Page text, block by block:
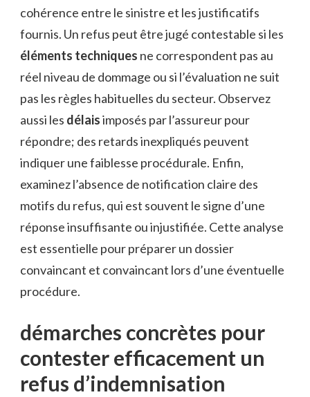
cohérence entre le sinistre et les justificatifs
fournis. Un refus peut être jugé contestable si les
éléments techniques ne correspondent pas au
réel niveau de dommage ou si l’évaluation ne suit
pas les règles habituelles du secteur. Observez
aussi les délaisimposés par l’assureur pour
répondre; des retards inexpliqués peuvent
indiquer une faiblesse procédurale. Enfin,
examinez l’absence de notification claire des
motifs du refus, qui est souvent le signe d’une
réponse insuffisante ou injustifiée. Cette analyse
est essentielle pour préparer un dossier
convaincant et convaincant lors d’une éventuelle
procédure.
démarches concrètes pour
contester efficacement un
refus d’indemnisation